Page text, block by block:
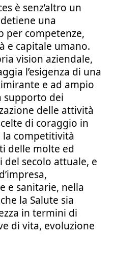
è senz’altro un
una
per competenze,
e capitale umano.
vision aziendale,
l’esigenza di una
e ad ampio
supporto dei
delle attività
di coraggio in
competitività
delle molte ed
secolo attuale, e
e sanitarie, nella
la Salute sia
in termini di
di vita, evoluzione